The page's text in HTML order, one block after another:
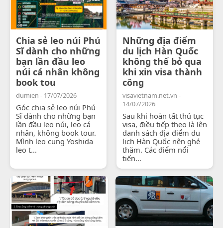
Chia sẻ leo núi Phú
Sĩ dành cho những
bạn lần đầu leo
núi cá nhân không
book tou
dumien - 17/07/2026
Góc chia sẻ leo núi Phú
Sĩ dành cho những bạn
lần đầu leo núi, leo cá
nhân, không book tour.
Mình leo cung Yoshida
leo t...
Những địa điểm
du lịch Hàn Quốc
không thể bỏ qua
khi xin visa thành
công
visavietnam.net.vn -
14/07/2026
Sau khi hoàn tất thủ tục
visa, điều tiếp theo là lên
danh sách địa điểm du
lịch Hàn Quốc nên ghé
thăm. Các điểm nổi
tiến...